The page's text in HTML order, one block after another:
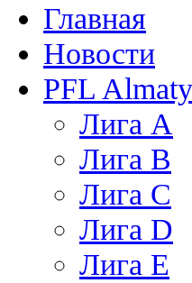
Главная
Новости
PFL Almaty
Лига A
Лига В
Лига С
Лига D
Лига Е